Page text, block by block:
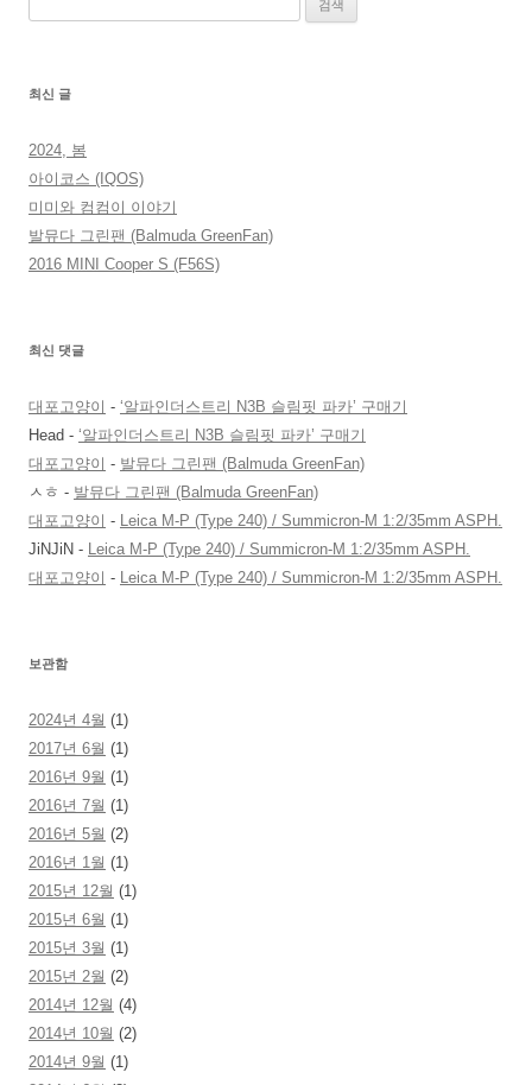
최신 글
2024, 봄
아이코스 (IQOS)
미미와 컴컴이 이야기
발뮤다 그린팬 (Balmuda GreenFan)
2016 MINI Cooper S (F56S)
최신 댓글
대포고양이 - ‘알파인더스트리 N3B 슬림핏 파카’ 구매기
Head - ‘알파인더스트리 N3B 슬림핏 파카’ 구매기
대포고양이 - 발뮤다 그린팬 (Balmuda GreenFan)
ㅅㅎ - 발뮤다 그린팬 (Balmuda GreenFan)
대포고양이 -
Leica M-P (Type 240) / Summicron-M 1:2/35mm ASPH.
JiNJiN -
Leica M-P (Type 240) / Summicron-M 1:2/35mm ASPH.
대포고양이 - Leica M-P (Type 240) / Summicron-M 1:2/35mm ASPH.
보관함
2024년 4월 (1)
2017년 6월 (1)
2016년 9월 (1)
2016년 7월 (1)
2016년 5월 (2)
2016년 1월 (1)
2015년 12월 (1)
2015년 6월 (1)
2015년 3월 (1)
2015년 2월 (2)
2014년 12월 (4)
2014년 10월 (2)
2014년 9월 (1)